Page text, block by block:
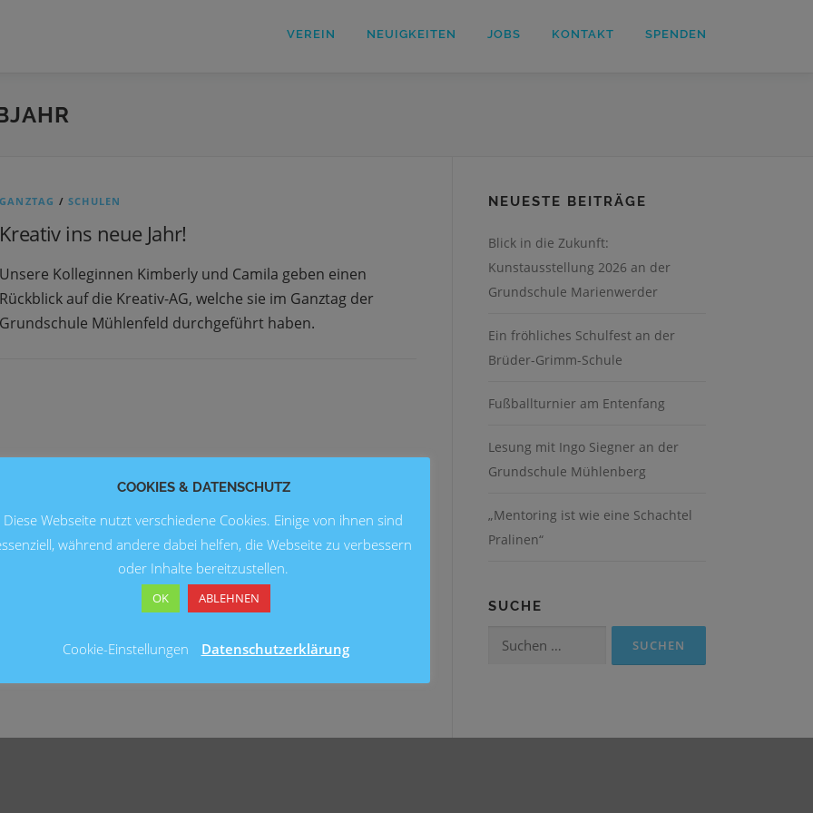
VEREIN NEUIGKEITEN JOBS KONTAKT SPENDEN
GANZTAG /SCHULEN
Kreativ ins neue Jahr!
Unsere Kolleginnen Kimberly und Camila geben einen
Rückblick auf die Kreativ-AG, welche sie im Ganztag der
Grundschule Mühlenfeld durchgeführt haben.
NEUESTE BEITRÄGE
Blick in die Zukunft:
Kunstausstellung 2026 an der
Grundschule Marienwerder
Ein fröhliches Schulfest an der
Brüder-Grimm-Schule
Fußballturnier am Entenfang
Lesung mit Ingo Siegner an der
Grundschule Mühlenberg
„Mentoring ist wie eine Schachtel
Pralinen“
SUCHE
Suchen
COOKIES & DATENSCHUTZ
Diese Webseite nutzt verschiedene Cookies. Einige von ihnen sind
während andere dabei helfen, die Webseite zu verbessern
oder Inhalte bereitzustellen.
OK ABLEHNEN
Cookie-Einstellungen Datenschutzerklärung